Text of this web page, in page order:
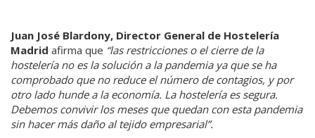
Juan José Blardony, Director General de Hostelería
Madrid afirma que “las restricciones o el cierre de la
hostelería no es la solución a la pandemia ya que se ha
comprobado que no reduce el número de contagios, y por
otro lado hunde a la economía. La hostelería es segura.
Debemos convivir los meses que quedan con esta pandemia
sin hacer más daño al tejido empresarial”.